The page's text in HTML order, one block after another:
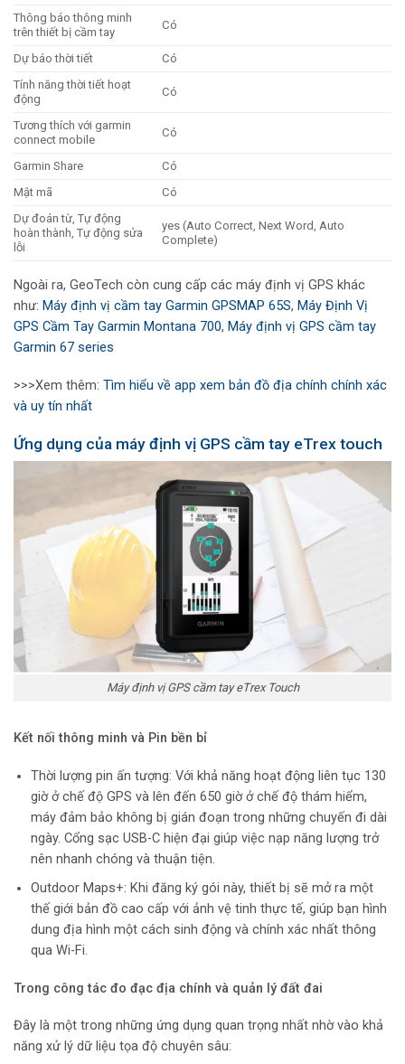
Thông báo thông minh
trên thiết bị cầm tay
Có
Dự báo thời tiết
Có
Tính năng thời tiết hoạt
động
Có
Tương thích với garmin
connect mobile
Có
Garmin Share
Có
Mật mã
Có
Dự đoán từ, Tự động
hoàn thành, Tự động sửa
lỗi
yes (Auto Correct, Next Word, Auto
Complete)
Ngoài ra, GeoTech còn cung cấp các máy định vị GPS khác
như: Máy định vị cầm tay Garmin GPSMAP 65S, Máy Định Vị
GPS Cầm Tay Garmin Montana 700, Máy định vị GPS cầm tay
Garmin 67 series
>>>Xem thêm: Tìm hiểu về app xem bản đồ địa chính chính xác
và uy tín nhất
Ứng dụng của máy định vị GPS cầm tay eTrex touch
Máy định vị GPS cầm tay eTrex Touch
Kết nối thông minh và Pin bền bỉ
Thời lượng pin ấn tượng: Với khả năng hoạt động liên tục 130
giờ ở chế độ GPS và lên đến 650 giờ ở chế độ thám hiểm,
máy đảm bảo không bị gián đoạn trong những chuyến đi dài
ngày. Cổng sạc USB-C hiện đại giúp việc nạp năng lượng trở
nên nhanh chóng và thuận tiện.
Outdoor Maps+: Khi đăng ký gói này, thiết bị sẽ mở ra một
thế giới bản đồ cao cấp với ảnh vệ tinh thực tế, giúp bạn hình
dung địa hình một cách sinh động và chính xác nhất thông
qua Wi-Fi.
Trong công tác đo đạc địa chính và quản lý đất đai
Đây là một trong những ứng dụng quan trọng nhất nhờ vào khả
năng xử lý dữ liệu tọa độ chuyên sâu: